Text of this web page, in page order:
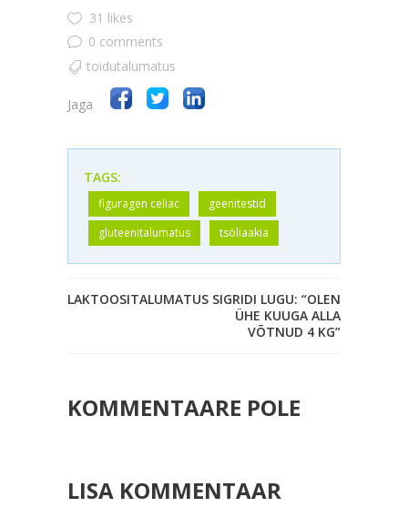
31 likes
0 comments
toidutalumatus
Jaga
TAGS:
figuragen celiac
geenitestid
gluteenitalumatus
tsöliaakia
LAKTOOSITALUMATUS SIGRIDI LUGU: “OLEN
ÜHE KUUGA ALLA
VÕTNUD 4 KG”
KOMMENTAARE POLE
LISA KOMMENTAAR